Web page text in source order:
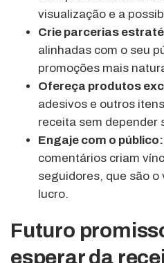
visualização e a
Crie parcerias
alinhadas com o seu
promoções mais
Ofereça produtos
adesivos e outros
receita sem depender
Engaje com o público:
comentários criam
seguidores, que são
lucro.
Futuro
esperar da